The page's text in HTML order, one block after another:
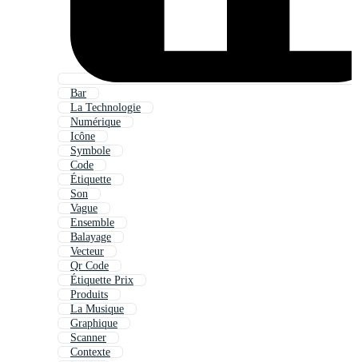
Bar
La Technologie
Numérique
Icône
Symbole
Code
Étiquette
Son
Vague
Ensemble
Balayage
Vecteur
Qr Code
Étiquette Prix
Produits
La Musique
Graphique
Scanner
Contexte